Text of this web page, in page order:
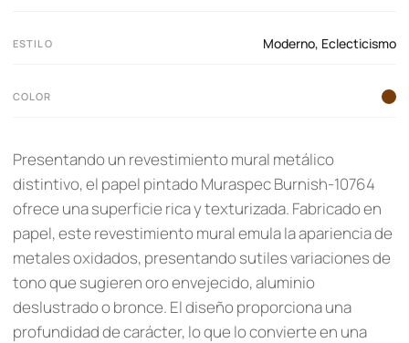
ESTILO Moderno, Eclecticismo
COLOR
Presentando un revestimiento mural metálico
distintivo, el papel pintado Muraspec Burnish-10764
ofrece una superficie rica y texturizada. Fabricado en
papel, este revestimiento mural emula la apariencia de
metales oxidados, presentando sutiles variaciones de
tono que sugieren oro envejecido, aluminio
deslustrado o bronce. El diseño proporciona una
profundidad de carácter, lo que lo convierte en una